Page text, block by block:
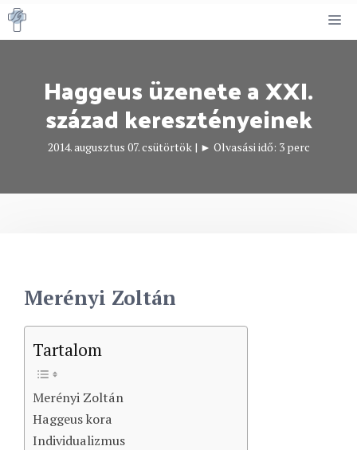
Kilépés
a
Haggeus üzenete a XXI.
század keresztényeinek
2014. augusztus 07. csütörtök| ► Olvasási idő: 3 perc
Merényi Zoltán
Tartalom
Merényi Zoltán
Haggeus kora
Individualizmus